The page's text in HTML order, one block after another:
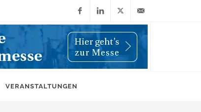
FacebookLinkedIn
X
(Twitter)
info@wiwi-
VERANSTALTUNGEN